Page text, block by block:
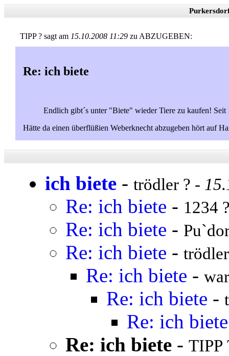
TIPP ? sagt am 15.10.2008 11:29 zu ABZUGEBEN:
Re: ich biete
Endlich gibt´s unter "Biete" wieder Tiere zu kaufen! Seit
Hätte da einen überflüßien Weberknecht abzugeben hört auf
ich biete - trödler ? -
Re: ich biete - 1234
Re: ich biete -
Re: ich biete -
Re: ich biete -
Re: ich biete -
Re: ich biete
Re: ich biete - TIPP